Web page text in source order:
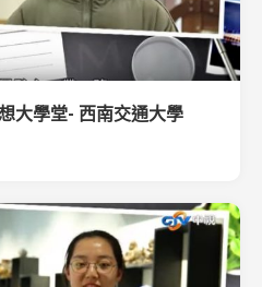
大學堂- 西南交通大學